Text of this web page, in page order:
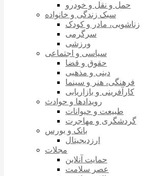
حمل و نقل و خودرو
سبک زندگی و خانواده
زناشویی، مادر و کودک
سرگرمی
ورزشی
سیاسی و اجتماعی
حقوق و قضا
دینی و مذهبی
فرهنگی، هنر و سینما
کارآفرینی و بازاریابی
رویدادها و حوادث
طبیعت و حیوانات
گردشگری و مهاجرت
بانک و بورس
ارزدیجیتال
مجلات
حمایت آنلاین
عصر سلامت